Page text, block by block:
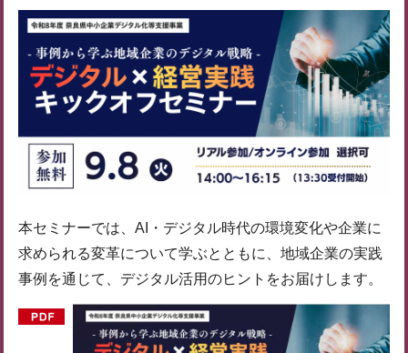
本セミナーでは、AI・デジタル時代の環境変化や企業に
求められる変革について学ぶとともに、地域企業の実践
事例を通じて、デジタル活用のヒントをお届けします。